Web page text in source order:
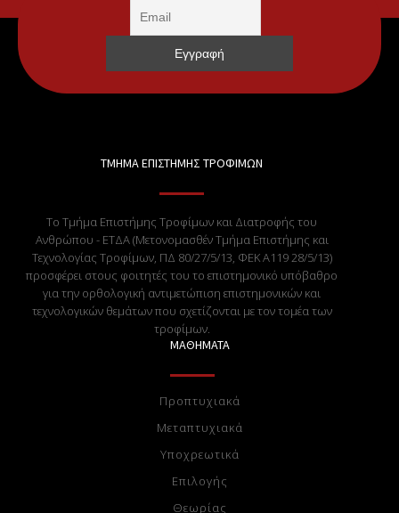
ΤΜΗΜΑ ΕΠΙΣΤΗΜΗΣ ΤΡΟΦΙΜΩΝ
Το Τμήμα Επιστήμης Τροφίμων και Διατροφής του
Ανθρώπου - ΕΤΔΑ (Μετονομασθέν Τμήμα Επιστήμης και
Τεχνολογίας Τροφίμων, ΠΔ 80/27/5/13, ΦΕΚ Α119 28/5/13)
προσφέρει στους φοιτητές του το επιστημονικό υπόβαθρο
για την ορθολογική αντιμετώπιση επιστημονικών και
τεχνολογικών θεμάτων που σχετίζονται με τον τομέα των
τροφίμων.
ΜΑΘΗΜΑΤΑ
Προπτυχιακά
Μεταπτυχιακά
Υποχρεωτικά
Επιλογής
Θεωρίας